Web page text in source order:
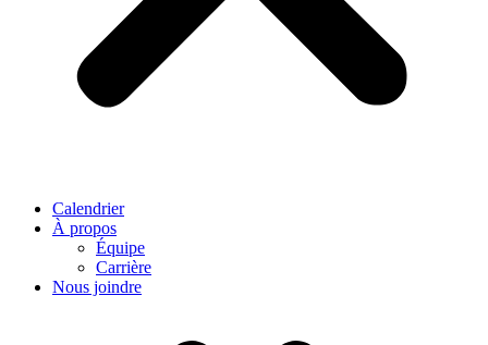
Calendrier
À propos
Équipe
Carrière
Nous joindre